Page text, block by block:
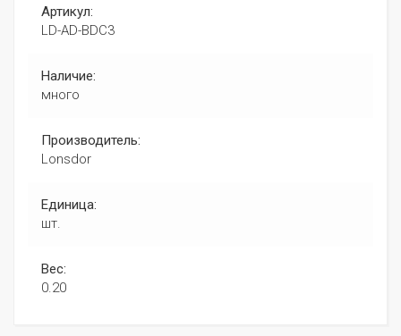
Артикул:
LD-AD-BDC3
Наличие:
много
Производитель:
Lonsdor
Единица:
шт.
Вес:
0.20